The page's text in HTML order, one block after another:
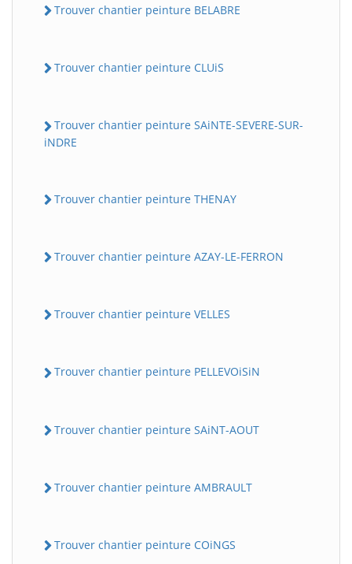
Trouver chantier peinture BELABRE
Trouver chantier peinture CLUiS
Trouver chantier peinture SAiNTE-SEVERE-SUR-
iNDRE
Trouver chantier peinture THENAY
Trouver chantier peinture AZAY-LE-FERRON
Trouver chantier peinture VELLES
Trouver chantier peinture PELLEVOiSiN
Trouver chantier peinture SAiNT-AOUT
Trouver chantier peinture AMBRAULT
Trouver chantier peinture COiNGS